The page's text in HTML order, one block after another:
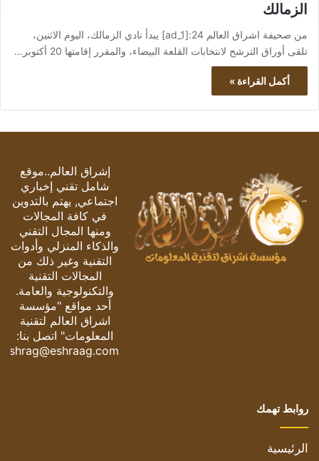
الزمالك
من صحيفة اشراق العالم 24:[ad_1] يبدأ نادي الزمالك، اليوم الاثنين،
تلقى أوراق الترشح لانتخابات القلعة البيضاء، والمقرر إقامتها 20 أكتوبر…
أكمل القراءة »
إشراق العالم..موقع
شامل تقني إخباري
اجتماعي, يهتم بالتدوين
في كافة المجالات
ومنها المجال التقني
والذكاء المنزلي وأدوات
التقنية وغير ذلك من
المجالات التقنية
والتكنولوجية والعامة.
أحد مواقع "مؤسسة
اشراق العالم لتقنية
المعلومات" اتصل بنا:
eshrag@eshraag.com
روابط تهمك
الرئيسية